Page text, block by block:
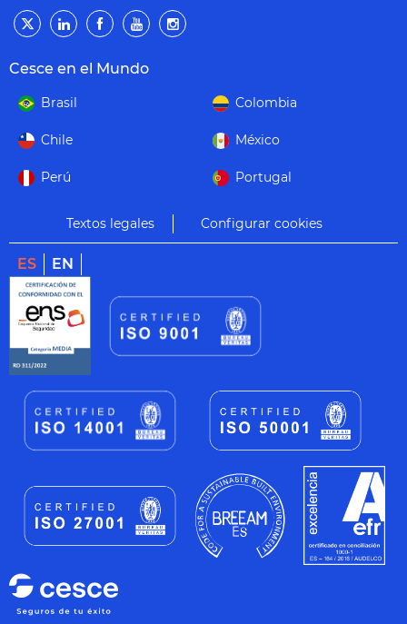
Cesce en el Mundo
Brasil Colombia
Chile México
Perú Portugal
Textos legales Configurar cookies
ES EN